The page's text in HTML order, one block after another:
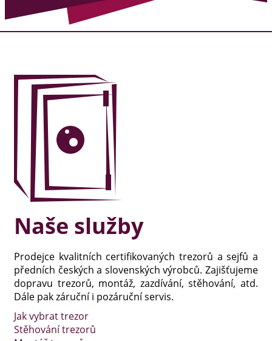
Naše služby
Prodejce kvalitních certifikovaných trezorů a sejfů a
předních českých a slovenských výrobců. Zajišťujeme
dopravu trezorů, montáž, zazdívání, stěhování, atd.
Dále pak záruční i pozáruční servis.
Jak vybrat trezor
Stěhování trezorů